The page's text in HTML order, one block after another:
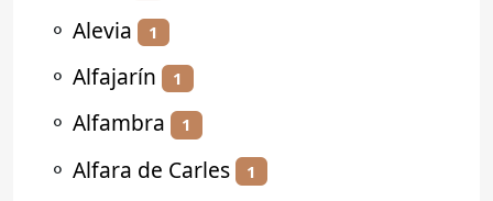
⚬ Alevia 1
⚬ Alfajarín 1
⚬ Alfambra 1
⚬ Alfara de Carles 1